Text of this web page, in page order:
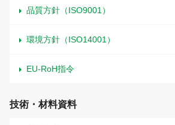
品質方針（ISO9001）
環境方針（ISO14001）
EU-RoH指令
技術・材料資料